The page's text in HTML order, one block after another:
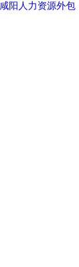
咸阳人力资源外包